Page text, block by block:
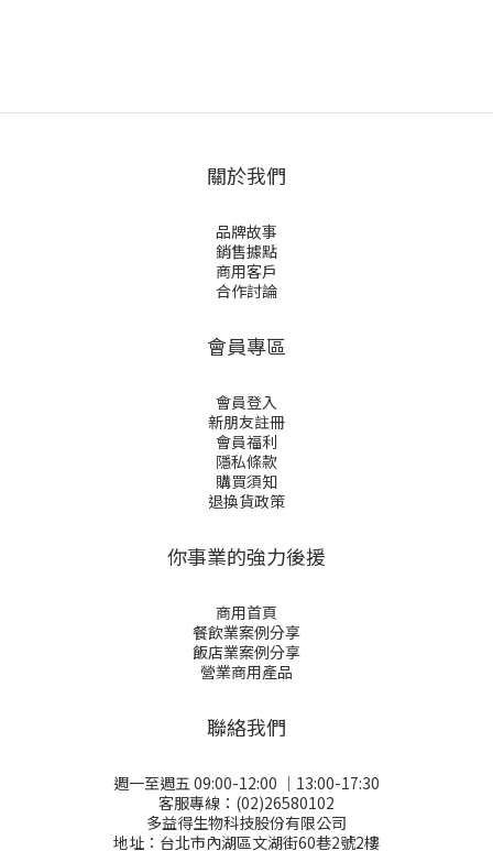
關於我們
品牌故事
銷售據點
商用客戶
合作討論
會員專區
會員登入
新朋友註冊
會員福利
隱私條款
購買須知
退換貨政策
你事業的強力後援
商用首頁
餐飲業案例分享
飯店業案例分享
營業商用產品
聯絡我們
週一至週五 09:00-12:00 │13:00-17:30
客服專線：(02)26580102
多益得生物科技股份有限公司
地址：台北市內湖區文湖街60巷2號2樓